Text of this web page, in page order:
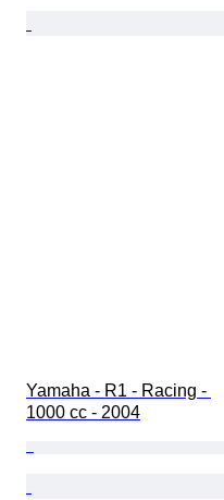
Yamaha - R1 - Racing -
1000 cc - 2004